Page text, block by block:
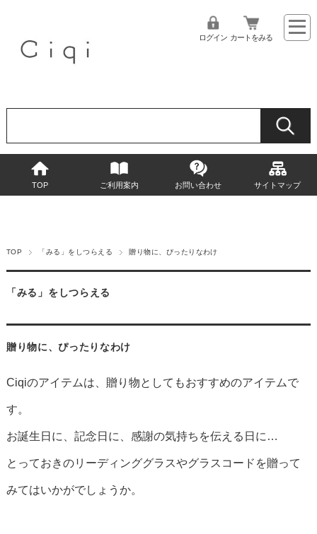
ログイン カートをみる
TOP ご利用案内 お問い合わせ サイトマップ
TOP 「みる」をしつらえる 贈り物に、ぴったりなわけ
「みる」をしつらえる
贈り物に、ぴったりなわけ
Ciqiのアイテムは、贈り物としてもおすすめのアイテムで
す。
お誕生日に、記念日に、感謝の気持ちを伝える日に…
とっておきのリーディンググラスやグラスコードを贈って
みてはいかがでしょうか。